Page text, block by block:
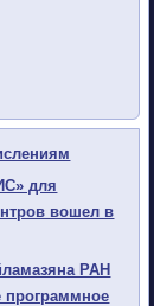
для
вошел в
РАН
программное